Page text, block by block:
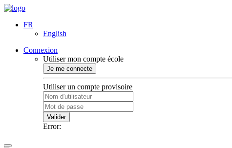
FR
English
Connexion
Utiliser mon compte école
Je me connecte
Utiliser un compte provisoire
Valider
Error: